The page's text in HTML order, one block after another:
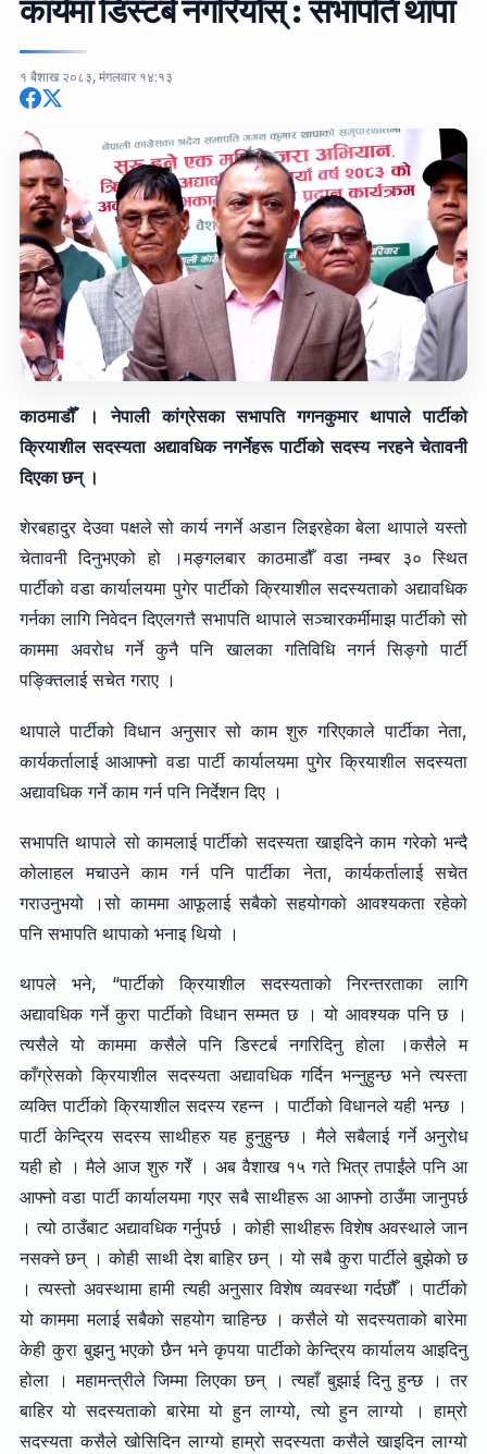
कार्यमा डिस्टर्ब नगरियोस् : सभापति थापा
१ बैशाख २०८३, मंगलवार १४:१३
काठमाडौँ । नेपाली कांग्रेसका सभापति गगनकुमार थापाले पार्टीको
क्रियाशील सदस्यता अद्यावधिक नगर्नेहरू पार्टीको सदस्य नरहने चेतावनी
दिएका छन् ।
शेरबहादुर देउवा पक्षले सो कार्य नगर्ने अडान लिइरहेका बेला थापाले यस्तो
चेतावनी दिनुभएको हो ।मङ्गलबार काठमाडौँ वडा नम्बर ३० स्थित
पार्टीको वडा कार्यालयमा पुगेर पार्टीको क्रियाशील सदस्यताको अद्यावधिक
गर्नका लागि निवेदन दिएलगत्तै सभापति थापाले सञ्चारकर्मीमाझ पार्टीको सो
काममा अवरोध गर्ने कुनै पनि खालका गतिविधि नगर्न सिङ्गो पार्टी
पङ्क्तिलाई सचेत गराए ।
थापाले पार्टीको विधान अनुसार सो काम शुरु गरिएकाले पार्टीका नेता,
कार्यकर्तालाई आआफ्नो वडा पार्टी कार्यालयमा पुगेर क्रियाशील सदस्यता
अद्यावधिक गर्ने काम गर्न पनि निर्देशन दिए ।
सभापति थापाले सो कामलाई पार्टीको सदस्यता खाइदिने काम गरेको भन्दै
कोलाहल मचाउने काम गर्न पनि पार्टीका नेता, कार्यकर्तालाई सचेत
गराउनुभयो ।सो काममा आफूलाई सबैको सहयोगको आवश्यकता रहेको
पनि सभापति थापाको भनाइ थियो ।
थापले भने, “पार्टीको क्रियाशील सदस्यताको निरन्तरताका लागि
अद्यावधिक गर्ने कुरा पार्टीको विधान सम्मत छ । यो आवश्यक पनि छ ।
त्यसैले यो काममा कसैले पनि डिस्टर्ब नगरिदिनु होला ।कसैले म
काँग्रेसको क्रियाशील सदस्यता अद्यावधिक गर्दिन भन्नुहुन्छ भने त्यस्ता
व्यक्ति पार्टीको क्रियाशील सदस्य रहन्न । पार्टीको विधानले यही भन्छ ।
पार्टी केन्द्रिय सदस्य साथीहरु यह हुनुहुन्छ । मैले सबैलाई गर्ने अनुरोध
यही हो । मैले आज शुरु गरेँ । अब वैशाख १५ गते भित्र तपाईंले पनि आ
आफ्नो वडा पार्टी कार्यालयमा गएर सबै साथीहरू आ आफ्नो ठाउँमा जानुपर्छ
। त्यो ठाउँबाट अद्यावधिक गर्नुपर्छ । कोही साथीहरू विशेष अवस्थाले जान
नसक्ने छन् । कोही साथी देश बाहिर छन् । यो सबै कुरा पार्टीले बुझेको छ
। त्यस्तो अवस्थामा हामी त्यही अनुसार विशेष व्यवस्था गर्दछौँ । पार्टीको
यो काममा मलाई सबैको सहयोग चाहिन्छ । कसैले यो सदस्यताको बारेमा
केही कुरा बुझनु भएको छैन भने कृपया पार्टीको केन्द्रिय कार्यालय आइदिनु
होला । महामन्त्रीले जिम्मा लिएका छन् । त्यहाँ बुझाई दिनु हुन्छ । तर
बाहिर यो सदस्यताको बारेमा यो हुन लाग्यो, त्यो हुन लाग्यो । हाम्रो
सदस्यता कसैले खोसिदिन लाग्यो हाम्रो सदस्यता कसैले खाइदिन लाग्यो